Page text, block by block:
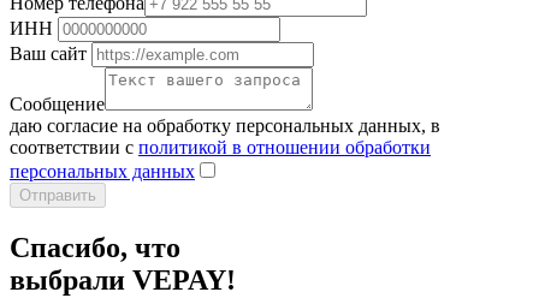
ИНН
Ваш сайт
Сообщение
даю согласие на обработку персональных данных, в
соответствии с политикой в отношении обработки
персональных данных
Отправить
Спасибо, что
выбрали VEPAY!